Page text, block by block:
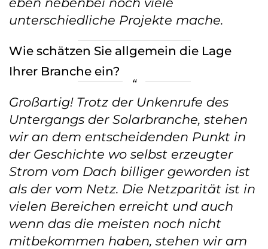
unterschiedliche Projekte mache.
Wie schätzen Sie allgemein die Lage
Ihrer Branche ein?
Großartig! Trotz der Unkenrufe des
Untergangs der Solarbranche, stehen
wir an dem entscheidenden Punkt in
der Geschichte wo selbst erzeugter
Strom vom Dach billiger geworden ist
als der vom Netz. Die Netzparität ist in
vielen Bereichen erreicht und auch
wenn das die meisten noch nicht
mitbekommen haben, stehen wir am